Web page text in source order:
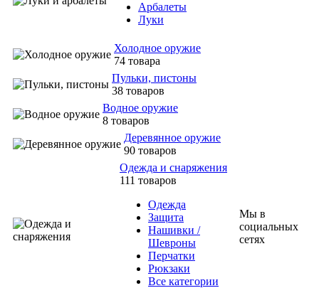
Арбалеты
Луки
Холодное оружие
74 товара
Пульки, пистоны
38 товаров
Водное оружие
8 товаров
Деревянное оружие
90 товаров
Одежда и снаряжения
111 товаров
Одежда
Защита
Нашивки /
Шевроны
Перчатки
Рюкзаки
Все категории
Мы в
социальных
сетях